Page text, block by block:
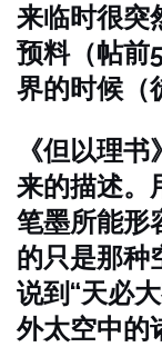
来临时很突
预料（帖前
界的时候（
《但以理
来的描述。
笔墨所能形
的只是那种
说到“天必
外太空中的